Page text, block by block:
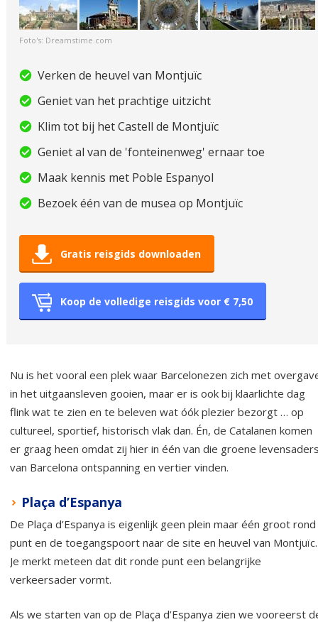
Foto's: Dreamstime.com
Verken de heuvel van Montjuïc
Geniet van het prachtige uitzicht
Klim tot bij het Castell de Montjuïc
Geniet al van de 'fonteinenweg' ernaar toe
Maak kennis met Poble Espanyol
Bezoek één van de musea op Montjuïc
Gratis reisgids downloaden
Koop de volledige reisgids voor € 7,50
Nu is het vooral een plek waar Barcelonezen zich met
in het uitgaansleven gooien, maar er is ook bij klaarlichte dag
flink wat te zien en te beleven wat óók plezier bezorgt … op
cultureel, sportief, historisch vlak dan. Én, de Catalanen komen
er graag heen omdat zij hier in één van die groene
van Barcelona ontspanning en vertier vinden.
Plaça d’Espanya
De Plaça d’Espanya is eigenlijk geen plein maar één groot rond
punt en de toegangspoort naar de site en heuvel van Montjuïc.
Je merkt meteen dat dit ronde punt een belangrijke
verkeersader vormt.
Als we starten van op de Plaça d’Espanya zien we vooreerst